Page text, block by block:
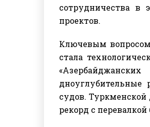
сотрудничества в
проектов.
Ключевым
стала
судов. Туркменской
рекорд с перевалкой